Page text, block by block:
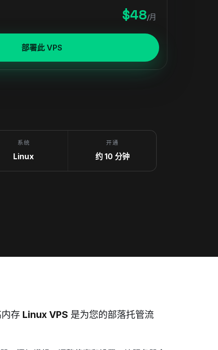
$48/月
部署此 VPS
系统
Linux
开通
约 10 分钟
存 Linux VPS 是为您的部落托管流